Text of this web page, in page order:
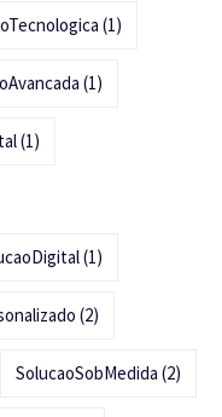
(1)
(1)
(1)
(1)
(2)
SolucaoSobMedida (2)